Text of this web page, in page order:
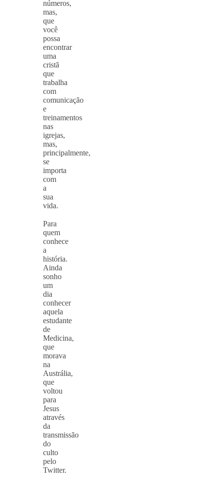
números,
mas,
que
você
possa
encontrar
uma
cristã
que
trabalha
com
comunicação
e
treinamentos
nas
igrejas,
mas,
principalmente,
se
importa
com
a
sua
vida.
Para
quem
conhece
a
história.
Ainda
sonho
um
dia
conhecer
aquela
estudante
de
Medicina,
que
morava
na
Austrália,
que
voltou
para
Jesus
através
da
transmissão
do
culto
pelo
Twitter.